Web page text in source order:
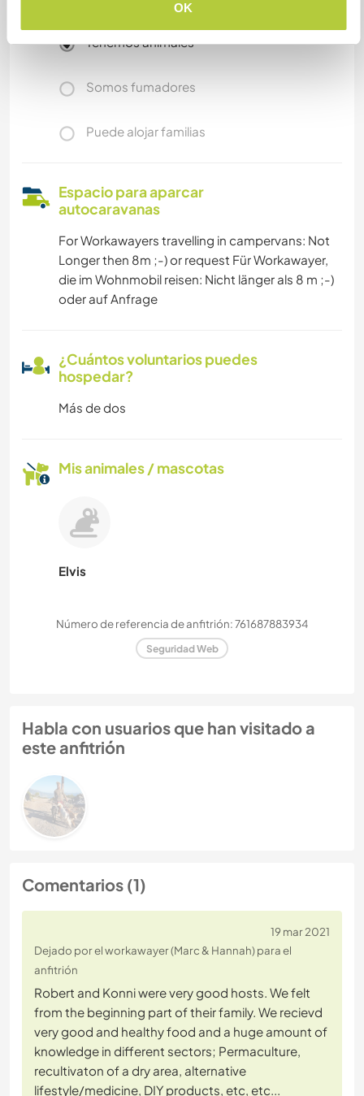
OK
Tenemos animales
Somos fumadores
Puede alojar familias
Espacio para aparcar
autocaravanas
For Workawayers travelling in campervans: Not
Longer then 8m ;-) or request Für Workawayer,
die im Wohnmobil reisen: Nicht länger als 8 m ;-)
oder auf Anfrage
¿Cuántos voluntarios puedes
hospedar?
Más de dos
Mis animales / mascotas
Elvis
Número de referencia de anfitrión: 761687883934
Seguridad Web
Habla con usuarios que han visitado a
este anfitrión
Comentarios (1)
19 mar 2021
Dejado por el workawayer (Marc & Hannah) para el
anfitrión
Robert and Konni were very good hosts. We felt
from the beginning part of their family. We recievd
very good and healthy food and a huge amount of
knowledge in different sectors; Permaculture,
recultivaton of a dry area, alternative
lifestyle/medicine, DIY products, etc, etc...